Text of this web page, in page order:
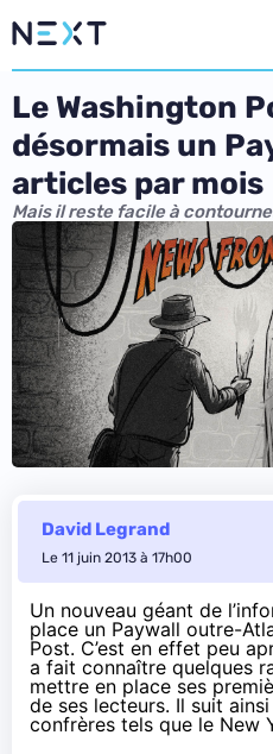
Le Washington
désormais un
articles par mois
Mais il reste facile à
David Legrand
Le 11 juin 2013 à 17h00
Un nouveau géant de
place un Paywall outre-
Post. C’est en effet peu
a fait connaître quelques
mettre en place ses
de ses lecteurs. Il suit
confrères tels que le New